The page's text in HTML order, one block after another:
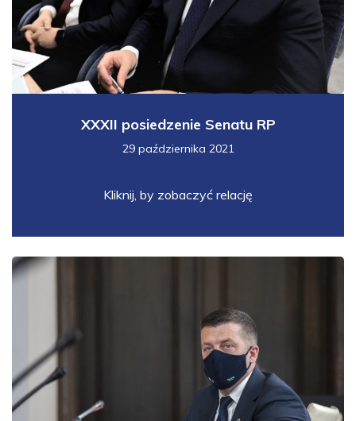
XXXII posiedzenie Senatu RP
29 października 2021
Kliknij, by zobaczyć relację